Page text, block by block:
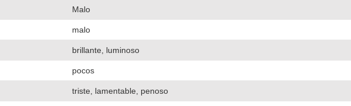
Malo
malo
brillante, luminoso
pocos
triste, lamentable, penoso